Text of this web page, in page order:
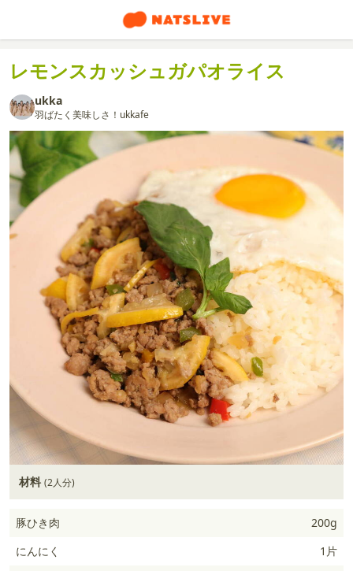
レモンスカッシュガパオライス
ukka
羽ばたく美味しさ！ukkafe
材料 (2人分)
豚ひき肉
200g
にんにく
1片